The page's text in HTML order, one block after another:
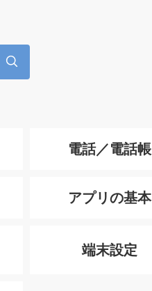
電話／電話帳
アプリの基本
端末設定